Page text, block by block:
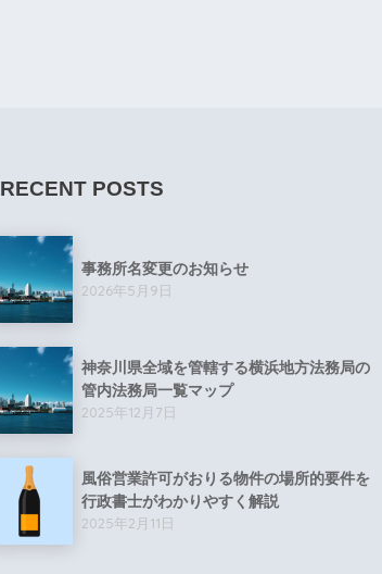
RECENT POSTS
事務所名変更のお知らせ
2026年5月9日
神奈川県全域を管轄する横浜地方法務局の
管内法務局一覧マップ
2025年12月7日
風俗営業許可がおりる物件の場所的要件を
行政書士がわかりやすく解説
2025年2月11日